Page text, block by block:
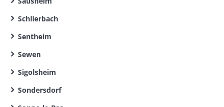
Schlierbach
Sentheim
Sewen
Sigolsheim
Sondersdorf